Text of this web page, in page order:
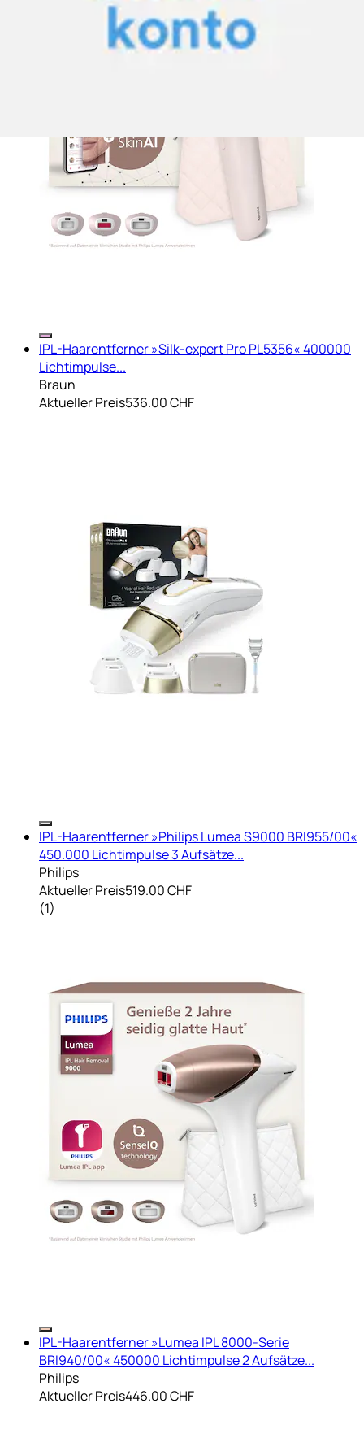
IPL-Haarentferner »Silk-expert Pro PL5356« 400000
Lichtimpulse...
Braun
Aktueller Preis536.00 CHF
IPL-Haarentferner »Philips Lumea S9000 BRI955/00«
450.000 Lichtimpulse 3 Aufsätze...
Philips
Aktueller Preis519.00 CHF
(1)
IPL-Haarentferner »Lumea IPL 8000-Serie
BRI940/00« 450000 Lichtimpulse 2 Aufsätze...
Philips
Aktueller Preis446.00 CHF